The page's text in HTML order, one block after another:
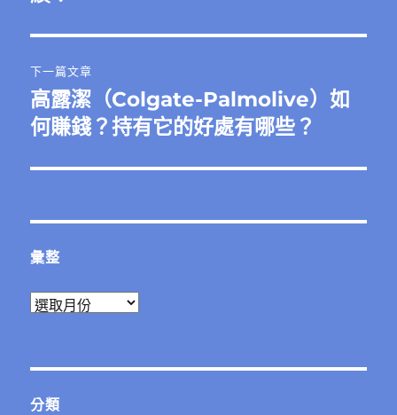
下一篇文章
下
一
文
高露潔（Colgate-Palmolive）如
何賺錢？持有它的好處有哪些？
彙整
彙
分類